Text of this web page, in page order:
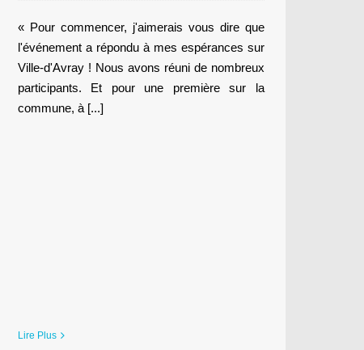
« Pour commencer, j'aimerais vous dire que
l'événement a répondu à mes espérances sur
Ville-d'Avray ! Nous avons réuni de nombreux
participants. Et pour une première sur la
commune, à [...]
Lire Plus